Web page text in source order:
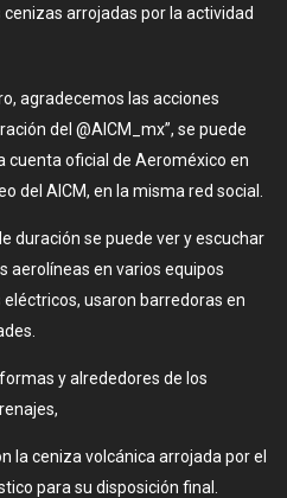
arrojadas por la actividad
agradecemos las acciones
del @AICM_mx”, se puede
cuenta oficial de Aeroméxico en
del AICM, en la misma red social.
duración se puede ver y escuchar
aerolíneas en varios equipos
usaron barredoras en
y alrededores de los
la ceniza volcánica arrojada por el
para su disposición final.